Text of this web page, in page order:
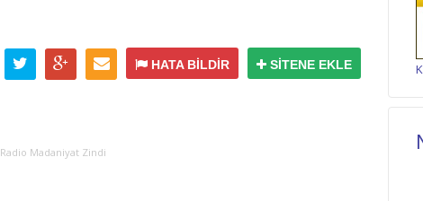
HATA BİLDİR SİTENE EKLE
Radio Madaniyat Zindi